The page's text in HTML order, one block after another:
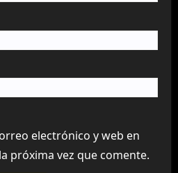
electrónico y web en
próxima vez que comente.